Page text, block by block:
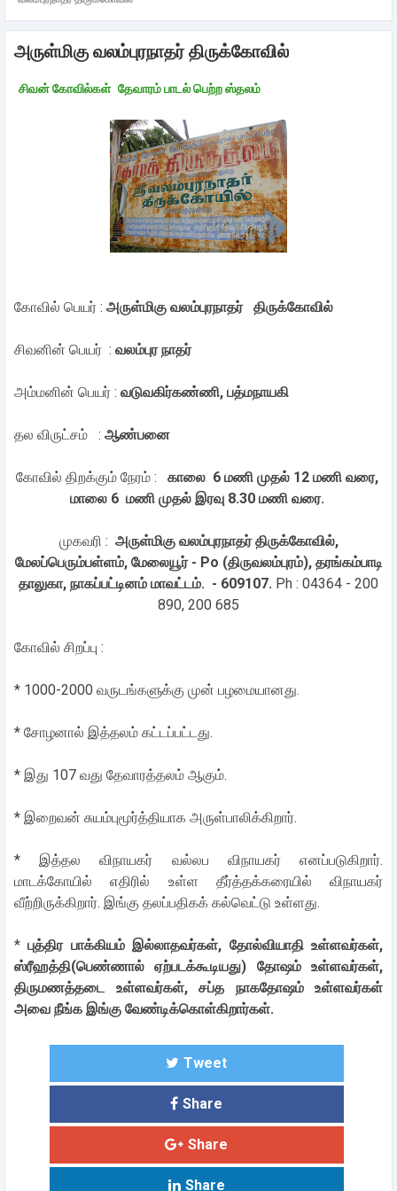
அருள்மிகு வலம்புரநாதர் திருக்கோவில்
சிவன் கோவில்கள் தேவாரம் பாடல் பெற்ற ஸ்தலம்
கோவில் பெயர் : அருள்மிகு வலம்புரநாதர் திருக்கோவில்
சிவனின் பெயர் : வலம்புர நாதர்
அம்மனின் பெயர் : வடுவகிர்கண்ணி, பத்மநாயகி
தல விருட்சம் : ஆண்பனை
கோவில் திறக்கும் நேரம் : காலை 6 மணி முதல் 12 மணி வரை,
மாலை 6 மணி முதல் இரவு 8.30 மணி வரை.
முகவரி : அருள்மிகு வலம்புரநாதர் திருக்கோவில்,
மேலப்பெரும்பள்ளம், மேலையூர் - Po (திருவலம்புரம்), தரங்கம்பாடி
தாலுகா, நாகப்பட்டினம் மாவட்டம். - 609107. Ph : 04364 - 200
890, 200 685
கோவில் சிறப்பு :
* 1000-2000 வருடங்களுக்கு முன் பழமையானது.
* சோழனால் இத்தலம் கட்டப்பட்டது.
* இது 107 வது தேவாரத்தலம் ஆகும்.
* இறைவன் சுயம்புமூர்த்தியாக அருள்பாலிக்கிறார்.
* இத்தல விநாயகர் வல்லப விநாயகர் எனப்படுகிறார்.
மாடக்கோயில் எதிரில் உள்ள தீர்த்தக்கரையில் விநாயகர்
வீற்றிருக்கிறார். இங்கு தலப்பதிகக் கல்வெட்டு உள்ளது.
*புத்திர பாக்கியம் இல்லாதவர்கள், தோல்வியாதி உள்ளவர்கள்,
ஸ்ரீஹத்தி(பெண்ணால் ஏற்படக்கூடியது) தோஷம் உள்ளவர்கள்,
திருமணத்தடை உள்ளவர்கள், சப்த நாகதோஷம் உள்ளவர்கள்
அவை நீங்க இங்கு வேண்டிக்கொள்கிறார்கள்.
Tweet
Share
Share
Share